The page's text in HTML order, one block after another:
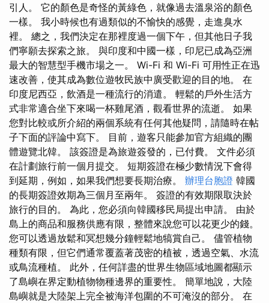
引人。 它的顏色是奇怪的黃綠色，就像過去溫泉浴的顏色
一樣。 我小時候也有過類似的不愉快的感覺，走進臭水
裡。 總之，我們決定在那裡度過一個下午，但其他日子我
們寧願去探索之旅。 與印度和中國一樣，印尼已成為亞洲
最大的智慧型手機市場之一。 Wi-Fi 和 Wi-Fi 可用性正在迅
速改善，使其成為數位遊牧民族中廣受歡迎的目的地。 在
印度尼西亞，飲酒是一種流行的消遣。 輕鬆的戶外生活方
式非常適合坐下來喝一杯雞尾酒，觀看世界的流逝。 如果
您對比較或所介紹的兩個系統有任何其他疑問，請隨時在帖
子下面的評論中寫下。 目前，遊客只能參加官方組織的團
體遊覽北韓。 該簽證是為旅遊簽發的，已付費。 文件必須
在計劃旅行前一個月提交。 短期簽證在極少數情況下會得
到延期，例如，如果我們想要長期治療。 辦理台胞證 韓國
的長期簽證效期為三個月至兩年。 簽證的有效期限取決於
旅行的目的。 為此，您必須向韓國移民局提出申請。 由於
島上的商品和服務供應有限，整體來說您可以花更少的錢。
您可以透過放鬆和冥想幾分鐘輕鬆地犒賞自己。 儘管植物
種類有限，但它們通常覆蓋著茂密的植被，透過空氣、水流
或鳥流種植。 此外，任何詳盡的世界生物區域地圖都顯示
了島嶼在界定動植物物種邊界的重要性。 簡單地說，大陸
島嶼就是大陸架上完全被海洋包圍的不可淹沒的部分。 在